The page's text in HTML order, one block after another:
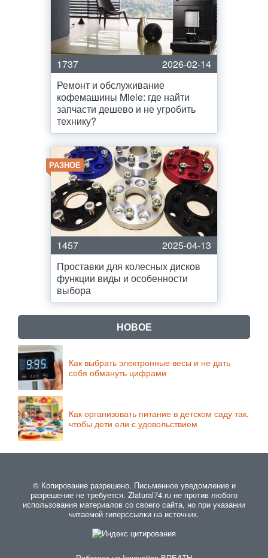
1737
2026-02-14
Ремонт и обслуживание
кофемашины Miele: где найти
запчасти дешево и не угробить
технику?
РАЗНОЕ
1457
2025-04-13
Проставки для колесных дисков
функции виды и особенности
выбора
НОВОЕ
Как выбрать электронные весы и не дать
себя обмануть цифрами
Как организовать питание в детском саду так,
чтобы дети ели с удовольствием
© Копирование разрешено. Письменное уведомление и
разрешение не требуется. Zlatural74.ru не против любого
использования материалов со своего сайта, но при указании
читаемой гиперссылки на источник.